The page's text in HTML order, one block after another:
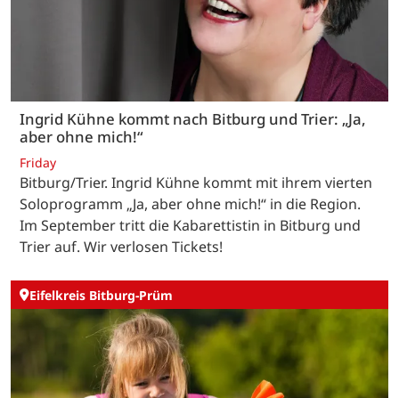
Ingrid Kühne kommt nach Bitburg und Trier: „Ja,
aber ohne mich!“
Friday
Bitburg/Trier. Ingrid Kühne kommt mit ihrem vierten
Soloprogramm „Ja, aber ohne mich!“ in die Region.
Im September tritt die Kabarettistin in Bitburg und
Trier auf. Wir verlosen Tickets!
Eifelkreis Bitburg-Prüm